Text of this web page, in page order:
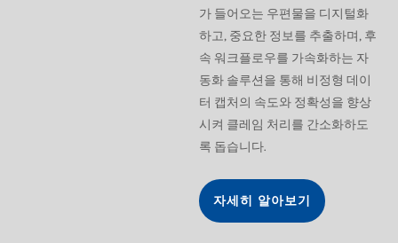
가 들어오는 우편물을 디지털화
하고, 중요한 정보를 추출하며, 후
속 워크플로우를 가속화하는 자
동화 솔루션을 통해 비정형 데이
터 캡처의 속도와 정확성을 향상
시켜 클레임 처리를 간소화하도
록 돕습니다.
자세히 알아보기